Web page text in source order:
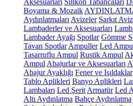
Aksesuarları Silikon Tabancaları
Boyama & Mozaik
Aydınlatmaları Avizeler Sarkıt
Lambaderler ve Aksesuarları
Lambader Ayağı Spotlar Gömme
Tavan Spotlar Ampuller Led
Tasarruflu Ampul Rustik Ampul
Ampul Abajurlar ve Aksesuarları
Abajur Ayaklığı Fener ve Işıldaklar
Tablo Aplikleri Banyo Aplikleri
Lambaları Led Şerit Armatür Led
Altı Aydınlatma Bahçe Aydınlatma